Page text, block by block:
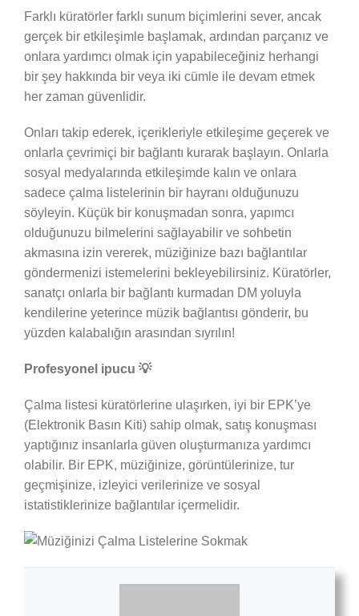
Farklı küratörler farklı sunum biçimlerini sever, ancak
gerçek bir etkileşimle başlamak, ardından parçanız ve
onlara yardımcı olmak için yapabileceğiniz herhangi
bir şey hakkında bir veya iki cümle ile devam etmek
her zaman güvenlidir.
Onları takip ederek, içerikleriyle etkileşime geçerek ve
onlarla çevrimiçi bir bağlantı kurarak başlayın. Onlarla
sosyal medyalarında etkileşimde kalın ve onlara
sadece çalma listelerinin bir hayranı olduğunuzu
söyleyin. Küçük bir konuşmadan sonra, yapımcı
olduğunuzu bilmelerini sağlayabilir ve sohbetin
akmasına izin vererek, müziğinize bazı bağlantılar
göndermenizi istemelerini bekleyebilirsiniz. Küratörler,
sanatçı onlarla bir bağlantı kurmadan DM yoluyla
kendilerine yeterince müzik bağlantısı gönderir, bu
yüzden kalabalığın arasından sıyrılın!
Profesyonel ipucu 💡
Çalma listesi küratörlerine ulaşırken, iyi bir EPK’ye
(Elektronik Basın Kiti) sahip olmak, satış konuşması
yaptığınız insanlarla güven oluşturmanıza yardımcı
olabilir. Bir EPK, müziğinize, görüntülerinize, tur
geçmişinize, izleyici verilerinize ve sosyal
istatistiklerinize bağlantılar içermelidir.